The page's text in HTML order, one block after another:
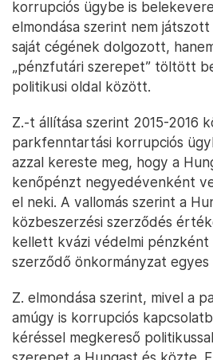
korrupciós ügybe is
elmondása szerint nem
saját cégének dolgozott,
„pénzfutári szerepet” töltött
politikusi oldal között.
Z.-t állítása szerint 2015-2016
parkfenntartási korrupciós
azzal kereste meg, hogy a
kenőpénzt negyedévenként
el neki. A vallomás szerint a
közbeszerzési szerződés
kellett kvázi védelmi pénzként
szerződő önkormányzat egyes
Z. elmondása szerint, mivel a
amúgy is korrupciós
kéréssel megkereső